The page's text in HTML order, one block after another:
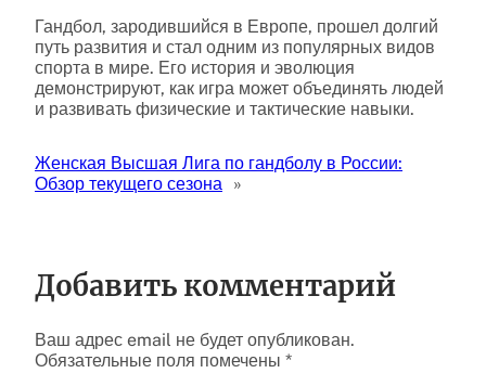
Гандбол, зародившийся в Европе, прошел долгий
путь развития и стал одним из популярных видов
спорта в мире. Его история и эволюция
демонстрируют, как игра может объединять людей
и развивать физические и тактические навыки.
Женская Высшая Лига по гандболу в России:
Обзор текущего сезона
»
Добавить комментарий
Ваш адрес email не будет опубликован.
Обязательные поля помечены *